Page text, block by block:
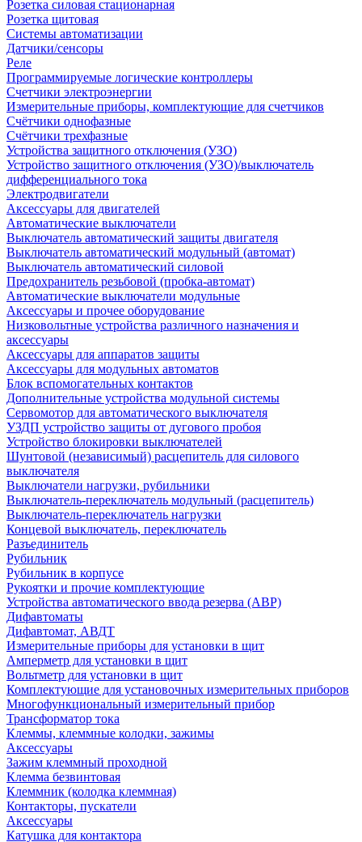
Розетка силовая стационарная
Розетка щитовая
Системы автоматизации
Датчики/сенсоры
Реле
Программируемые логические контроллеры
Счетчики электроэнергии
Измерительные приборы, комплектующие для счетчиков
Счётчики однофазные
Счётчики трехфазные
Устройства защитного отключения (УЗО)
Устройство защитного отключения (УЗО)/выключатель
дифференциального тока
Электродвигатели
Аксессуары для двигателей
Автоматические выключатели
Выключатель автоматический защиты двигателя
Выключатель автоматический модульный (автомат)
Выключатель автоматический силовой
Предохранитель резьбовой (пробка-автомат)
Автоматические выключатели модульные
Аксессуары и прочее оборудование
Низковольтные устройства различного назначения и
аксессуары
Аксессуары для аппаратов защиты
Аксессуары для модульных автоматов
Блок вспомогательных контактов
Дополнительные устройства модульной системы
Сервомотор для автоматического выключателя
УЗДП устройство защиты от дугового пробоя
Устройство блокировки выключателей
Шунтовой (независимый) расцепитель для силового
выключателя
Выключатели нагрузки, рубильники
Выключатель-переключатель модульный (расцепитель)
Выключатель-переключатель нагрузки
Концевой выключатель, переключатель
Разъединитель
Рубильник
Рубильник в корпусе
Рукоятки и прочие комплектующие
Устройства автоматического ввода резерва (АВР)
Дифавтоматы
Дифавтомат, АВДТ
Измерительные приборы для установки в щит
Амперметр для установки в щит
Вольтметр для установки в щит
Комплектующие для установочных измерительных приборов
Многофункциональный измерительный прибор
Трансформатор тока
Клеммы, клеммные колодки, зажимы
Аксессуары
Зажим клеммный проходной
Клемма безвинтовая
Клеммник (колодка клеммная)
Контакторы, пускатели
Аксессуары
Катушка для контактора